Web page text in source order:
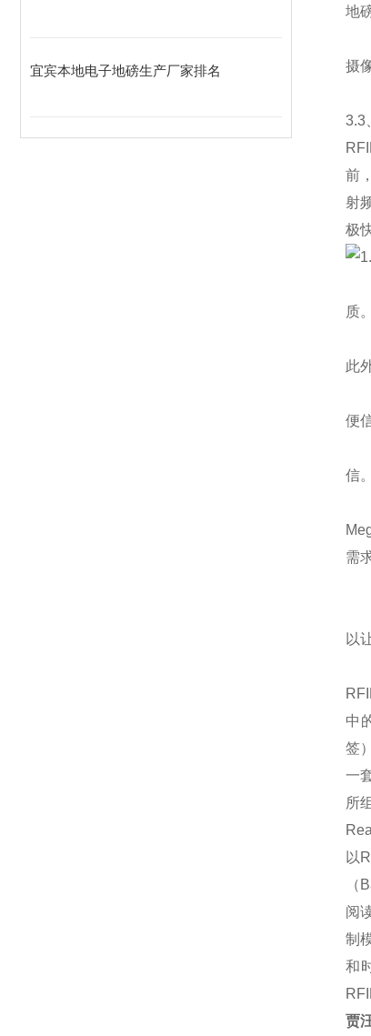
宜宾本地电子地磅生产厂家排名
地
摄
3.3
前
射
极
1.
2.
质
此
4.
便
5.
信
6.
需
7.
以
中
签
一
所
以
（
阅
制
和
贾